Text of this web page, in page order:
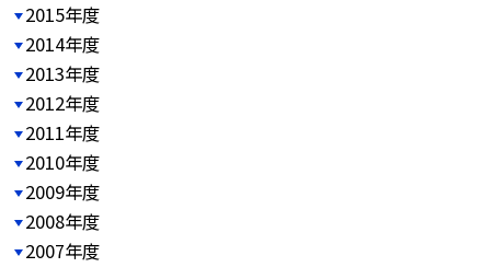
2015年度
2014年度
2013年度
2012年度
2011年度
2010年度
2009年度
2008年度
2007年度